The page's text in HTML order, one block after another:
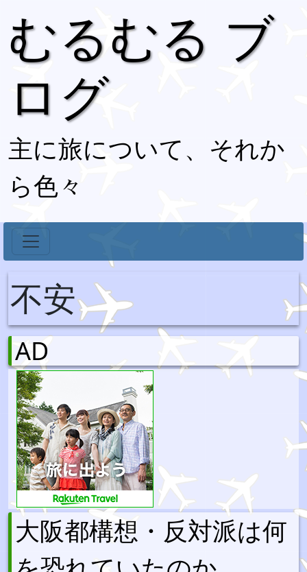
むるむる ブ
ログ
主に旅について、それか
ら色々
不安
AD
大阪都構想・反対派は何